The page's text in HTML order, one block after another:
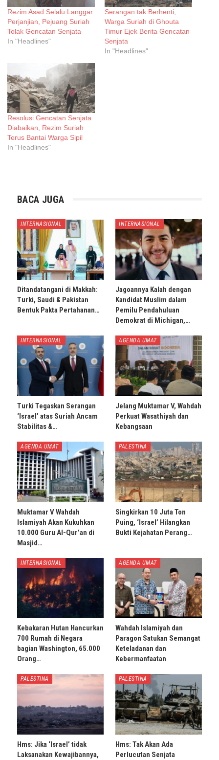
Rezim Asad Selalu Langgar
Perjanjian, Pejuang Suriah
Tolak Gencatan Senjata
In "Headlines"
Serangan tak Berhenti,
Warga Suriah di Ghouta
Timur Ejek Berita Gencatan
Senjata
In "Headlines"
Resolusi Gencatan Senjata
Diabaikan, Rezim Suriah
Terus Bantai Warga Sipil
In "Headlines"
BACA JUGA
INTERNASIONAL
Ditandatangani di Makkah:
Turki, Saudi & Pakistan
Bentuk Pakta Pertahanan…
INTERNASIONAL
Jagoannya Kalah dengan
Kandidat Muslim dalam
Pemilu Pendahuluan
Demokrat di Michigan,…
INTERNASIONAL
Turki Tegaskan Serangan
‘Israel’ atas Suriah Ancam
Stabilitas &…
AGENDA UMAT
Jelang Muktamar V, Wahdah
Perkuat Wasathiyah dan
Kebangsaan
AGENDA UMAT
Muktamar V Wahdah
Islamiyah Akan Kukuhkan
10.000 Guru Al-Qur’an di
Masjid…
PALESTINA
Singkirkan 10 Juta Ton
Puing, ‘Israel’ Hilangkan
Bukti Kejahatan Perang…
INTERNASIONAL
Kebakaran Hutan Hancurkan
700 Rumah di Negara
bagian Washington, 65.000
Orang…
AGENDA UMAT
Wahdah Islamiyah dan
Paragon Satukan Semangat
Keteladanan dan
Kebermanfaatan
PALESTINA
Hms: Jika ‘Israel’ tidak
Laksanakan Kewajibannya,
PALESTINA
Hms: Tak Akan Ada
Perlucutan Senjata